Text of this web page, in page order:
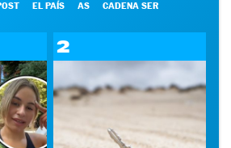
EL PAÍS AS CADENA SER
2